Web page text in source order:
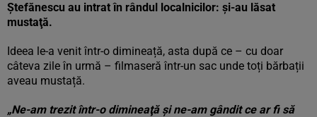
Ştefănescu au intrat în rândul localnicilor: şi-au lăsat
mustaţă.
Ideea le-a venit într-o dimineață, asta după ce – cu doar
câteva zile în urmă – filmaseră într-un sac unde toți bărbații
aveau mustață.
„Ne-am trezit într-o dimineaţă şi ne-am gândit ce ar fi să